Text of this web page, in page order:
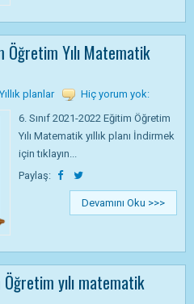
Öğretim Yılı Matematik
Yıllık planlar
Hiç yorum yok:
6. Sınıf 2021-2022 Eğitim Öğretim
Yılı Matematik yıllık planı İndirmek
için tıklayın...
Paylaş:
Devamını Oku >>>
yılı matematik